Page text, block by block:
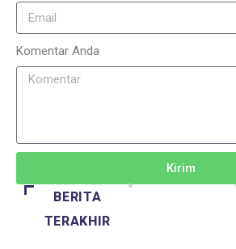
Komentar Anda
Kirim
BERITA
TERAKHIR